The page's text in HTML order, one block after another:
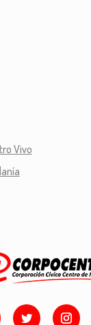
Vivo